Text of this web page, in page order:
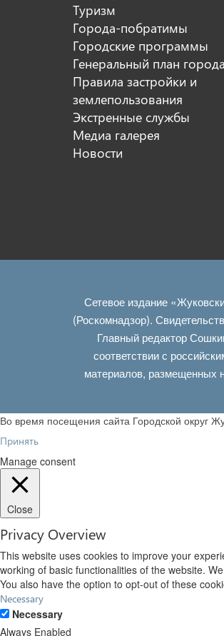
Туризм
Города-побратимы
Городские программы
Генеральный план города
Правила застройки и
землепользования
Экстренные службы
Медиа галерея
Новости
Сетевое издание
(Роскомнадзор).
Главный редактор
соответствии с
материалов, размещенных
Во время посещения сайта Городской округ
Принять
Manage consent
Close
Privacy Overview
This website uses cookies to improve your
working of basic functionalities of the website.
You also have the option to opt-out of these
Necessary
Necessary
Always Enabled